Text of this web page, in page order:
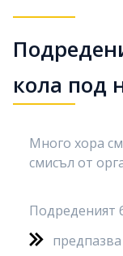
кола под
Много хора
смисъл от
Подреденият